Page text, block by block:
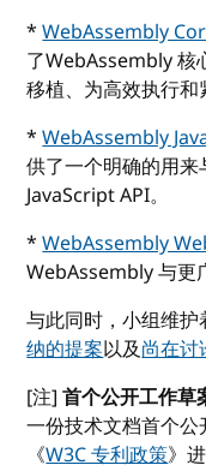
*WebAssembly
了WebAssembly 核
移植、为高效执行和
*WebAssembly
供了一个明确的用
JavaScript API。
*WebAssembly
WebAssembly 与更
与此同时，小组维
纳的提案以及尚在讨
[注]首个公开工作草
一份技术文档首个
《W3C 专利政策》